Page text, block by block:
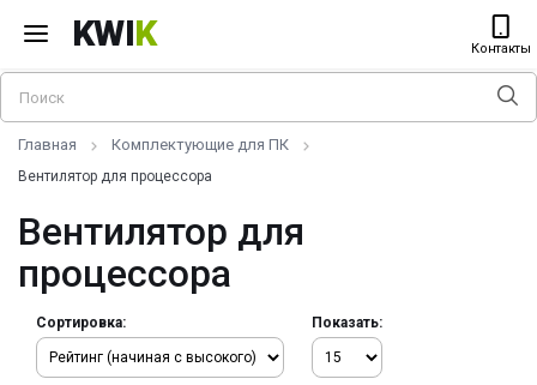
KWIK Контакты
Главная Комплектующие для ПК
Вентилятор для процессора
Вентилятор для
процессора
Сортировка: Показать: